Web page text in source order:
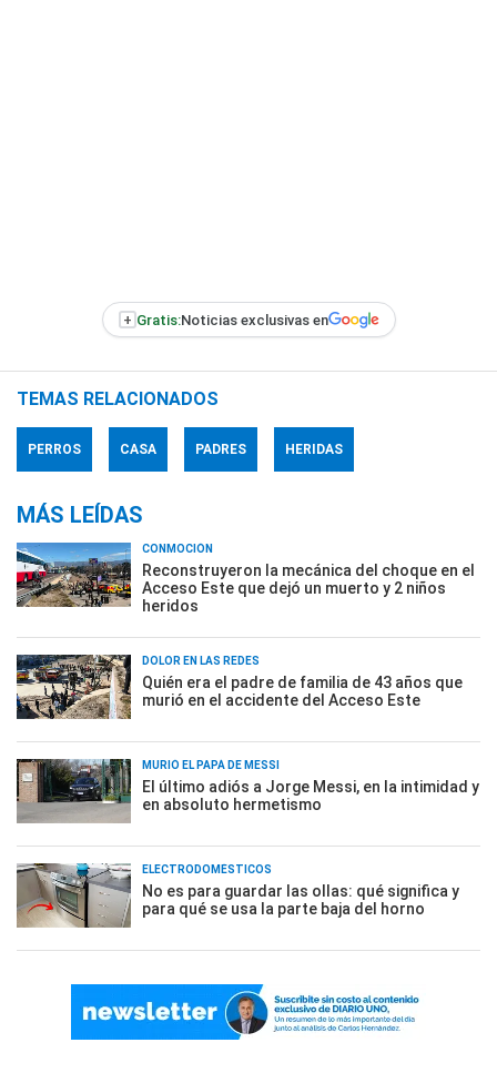
+ Gratis:Noticias exclusivas en
TEMAS RELACIONADOS
PERROS CASA PADRES HERIDAS
MÁS LEÍDAS
CONMOCIÓN
Reconstruyeron la mecánica del choque en el
Acceso Este que dejó un muerto y 2 niños
heridos
DOLOR EN LAS REDES
Quién era el padre de familia de 43 años que
murió en el accidente del Acceso Este
MURIÓ EL PAPÁ DE MESSI
El último adiós a Jorge Messi, en la intimidad y
en absoluto hermetismo
ELECTRODOMÉSTICOS
No es para guardar las ollas: qué significa y
para qué se usa la parte baja del horno